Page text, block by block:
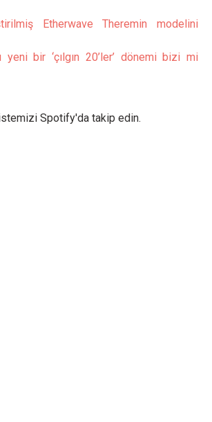
Etherwave Theremin modelini
yeni bir ‘çılgın 20’ler’ dönemi bizi mi
Spotify'da takip edin.